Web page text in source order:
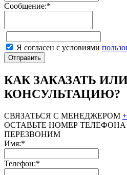
Сообщение:*
Я согласен с условиями
КАК ЗАКАЗАТЬ
КОНСУЛЬТАЦИЮ?
СВЯЗАТЬСЯ С МЕНЕДЖЕРОМ
ОСТАВЬТЕ НОМЕР
ПЕРЕЗВОНИМ
Имя:*
Телефон:*